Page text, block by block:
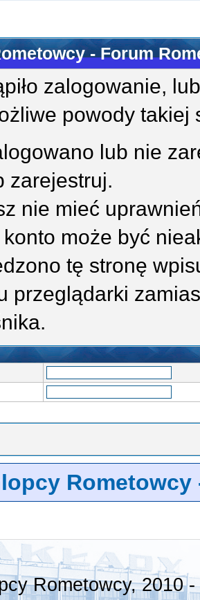
- Forum
zalogowanie,
powody takiej
lub nie
zarejestruj.
nie mieć
konto może być
tę stronę
przeglądarki
Rometowcy
Rometowcy, 2010